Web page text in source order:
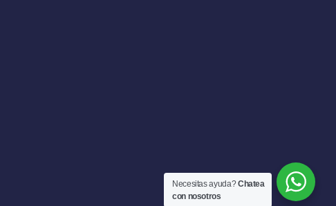
Necesitas ayuda?Chatea
con nosotros